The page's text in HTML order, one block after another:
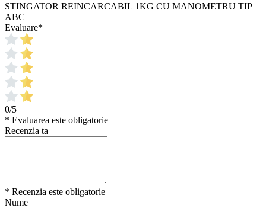
STINGATOR REINCARCABIL 1KG CU MANOMETRU TIP
ABC
Evaluare*
0/5
* Evaluarea este obligatorie
Recenzia ta
* Recenzia este obligatorie
Nume